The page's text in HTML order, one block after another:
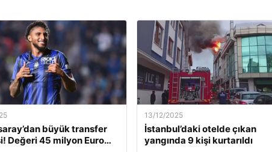
büyük transfer
Değeri 45 milyon Euro…
13/12/2025
İstanbul’daki otelde çıkan
yangında 9 kişi kurtarıldı